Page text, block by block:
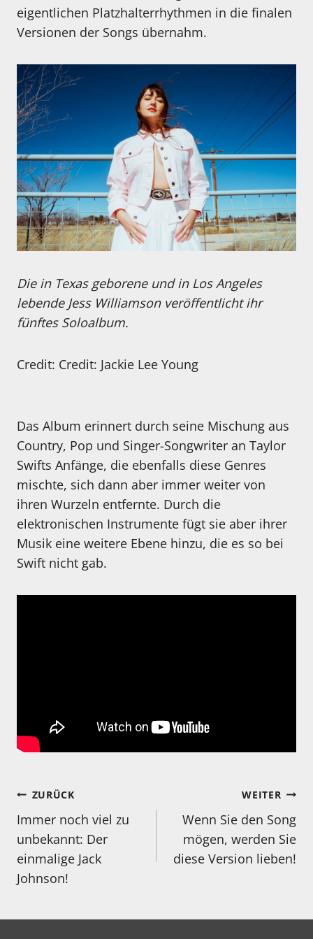
eigentlichen Platzhalterrhythmen in die finalen
Versionen der Songs übernahm.
Die in Texas geborene und in Los Angeles
lebende Jess Williamson veröffentlicht ihr
fünftes Soloalbum.
Credit: Credit: Jackie Lee Young
Das Album erinnert durch seine Mischung aus
Country, Pop und Singer-Songwriter an Taylor
Swifts Anfänge, die ebenfalls diese Genres
mischte, sich dann aber immer weiter von
ihren Wurzeln entfernte. Durch die
elektronischen Instrumente fügt sie aber ihrer
Musik eine weitere Ebene hinzu, die es so bei
Swift nicht gab.
Beitragsnavigation
ZURÜCK
Immer noch viel zu
unbekannt: Der
einmalige Jack
Johnson!
WEITER
Wenn Sie den Song
mögen, werden Sie
diese Version lieben!